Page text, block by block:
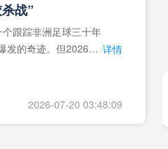
战”
跟踪非洲足球三十年
发的奇迹。但2026年 详情
2026-07-20 03:48:09